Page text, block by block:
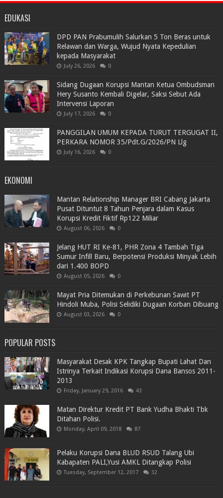
EDUKASI
DPD PAN Prabumulih Salurkan 5 Ton Beras untuk
Relawan dan Warga, Wujud Nyata Kepedulian
kepada Masyarakat
July 26, 2026 0
Sidang Dugaan Korupsi Mantan Ketua Ombudsman
Hery Susanto Kembali Digelar, Saksi Sebut Ada
Intervensi Laporan
July 17, 2026 0
PANGGILAN UMUM KEPADA TURUT TERGUGAT II,
PERKARA NOMOR 35/Pdt.G/2026/PN Llg
July 16, 2026 0
EKONOMI
Mantan Relationship Manager BRI Cabang Jakarta
Pusat Dituntut 8 Tahun Penjara dalam Kasus
Korupsi Kredit Fiktif Rp122 Miliar
August 06, 2026 0
Jelang HUT RI Ke-81, PHR Zona 4 Tambah Tiga
Sumur Infill Baru, Berpotensi Produksi Minyak Lebih
dari 1.400 BOPD
August 05, 2026 0
Mayat Pria Ditemukan di Perkebunan Sawit PT
Hindoli Muba, Polisi Selidiki Dugaan Korban Dibuang
August 03, 2026 0
POPULAR POSTS
Masyarakat Desak KPK Tangkap Bupati Lahat Dan
Istrinya Terkait Indikasi Korupsi Dana Bansos 2011-
2013
Friday, January 29, 2016 43
Matan Direktur Kredit PT Bank Yudha Bhakti Tbk
Ditahan Polisi.
Monday, April 09, 2018 87
Pelaku Korupsi Dana BLUD RSUD Talang Ubi
Kabapaten PALI,Yusi AMKL Ditangkap Polisi
Tuesday, September 12, 2017 32